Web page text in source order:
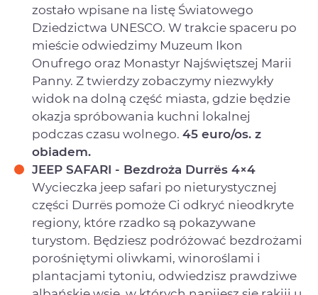
zostało wpisane na listę Światowego
Dziedzictwa UNESCO. W trakcie spaceru po
mieście odwiedzimy Muzeum Ikon
Onufrego oraz Monastyr Najświętszej Marii
Panny. Z twierdzy zobaczymy niezwykły
widok na dolną część miasta, gdzie będzie
okazja spróbowania kuchni lokalnej
podczas czasu wolnego. 45 euro/os. z
obiadem.
JEEP SAFARI - Bezdroża Durrës 4×4
Wycieczka jeep safari po nieturystycznej
części Durrës pomoże Ci odkryć nieodkryte
regiony, które rzadko są pokazywane
turystom. Będziesz podróżować bezdrożami
porośniętymi oliwkami, winoroślami i
plantacjami tytoniu, odwiedzisz prawdziwe